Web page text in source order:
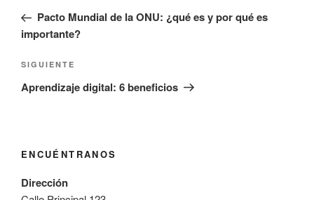
entradas
anterior:
Pacto Mundial de la ONU: ¿qué es y por qué es
importante?
Siguiente
entrada
SIGUIENTE
Aprendizaje digital: 6 beneficios
ENCUÉNTRANOS
Dirección